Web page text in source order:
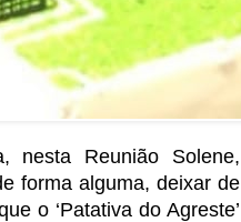
nesta Reunião Solene,
forma alguma, deixar de
o ‘Patativa do Agreste’